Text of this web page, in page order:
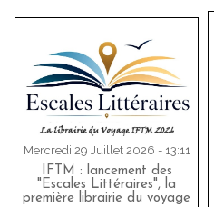
Mercredi 29 Juillet 2026 - 13:11
IFTM : lancement des
"Escales Littéraires", la
première librairie du voyage